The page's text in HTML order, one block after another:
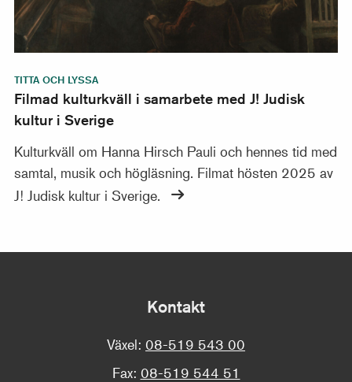
TITTA OCH LYSSA
Filmad kulturkväll i samarbete med J! Judisk
kultur i Sverige
Kulturkväll om Hanna Hirsch Pauli och hennes tid med
samtal, musik och högläsning. Filmat hösten 2025 av
J! Judisk kultur i Sverige.
Kontakt
Växel: 08-519 543 00
Fax: 08-519 544 51